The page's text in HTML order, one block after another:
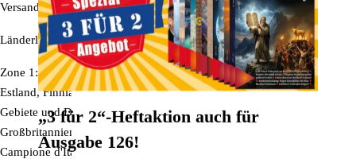
Versandkosten fallen dafür nicht an.
Länderliste
Zone 1:Belgien, Bulgarien, Dänemark (außer Färöer, Grönland),
Estland, Finnland (außer Älandinseln), Frankreich (außer überseeische
Gebiete und Departments), Griechenland (außer Berg Athos),
Großbritannien (außer Kanalinseln), Irland, Italien (außer Livigno und
Campione d'Italia), Kroatien, Lettland, Litauen, Luxemburg, Malta,
„3 für 2“-Heftaktion auch für
Ausgabe 126!